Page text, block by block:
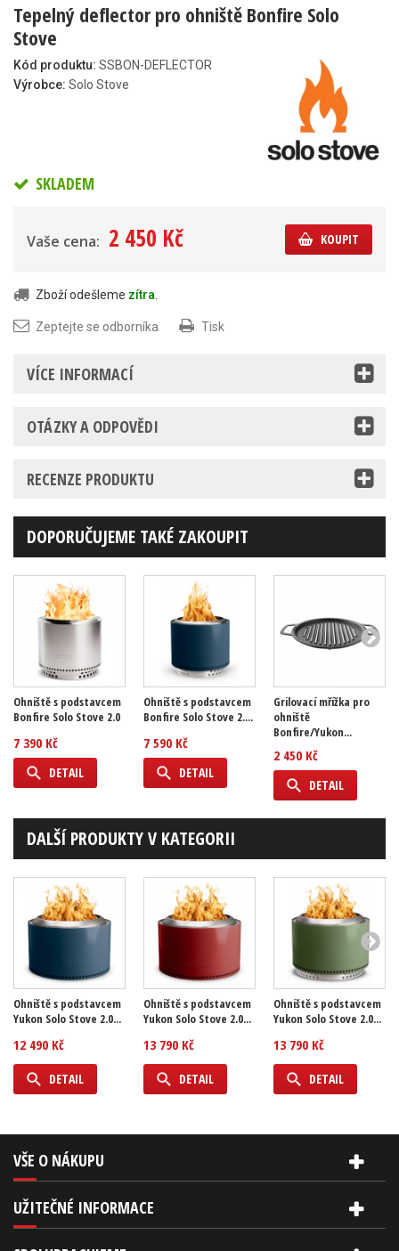
Tepelný deflector pro ohniště Bonfire Solo
Stove
Kód produktu: SSBON-DEFLECTOR
Výrobce: Solo Stove
SKLADEM
Vaše cena: 2 450 Kč KOUPIT
Zboží odešleme zítra
Zeptejte se odborníka Tisk
VÍCE INFORMACÍ
OTÁZKY A ODPOVĚDI
RECENZE PRODUKTU
DOPORUČUJEME TAKÉ ZAKOUPIT
Ohniště s podstavcem
Bonfire Solo Stove 2.0
7 390 Kč
DETAIL
Ohniště s podstavcem
Bonfire Solo Stove 2....
7 590 Kč
DETAIL
Grilovací mřížka pro
ohniště
Bonfire/Yukon...
2 450 Kč
DETAIL
DALŠÍ PRODUKTY V KATEGORII
Ohniště s podstavcem
Yukon Solo Stove 2.0...
12 490 Kč
DETAIL
Ohniště s podstavcem
Yukon Solo Stove 2.0...
13 790 Kč
DETAIL
Ohniště s podstavcem
Yukon Solo Stove 2.0...
13 790 Kč
DETAIL
VŠE O NÁKUPU
UŽITEČNÉ INFORMACE